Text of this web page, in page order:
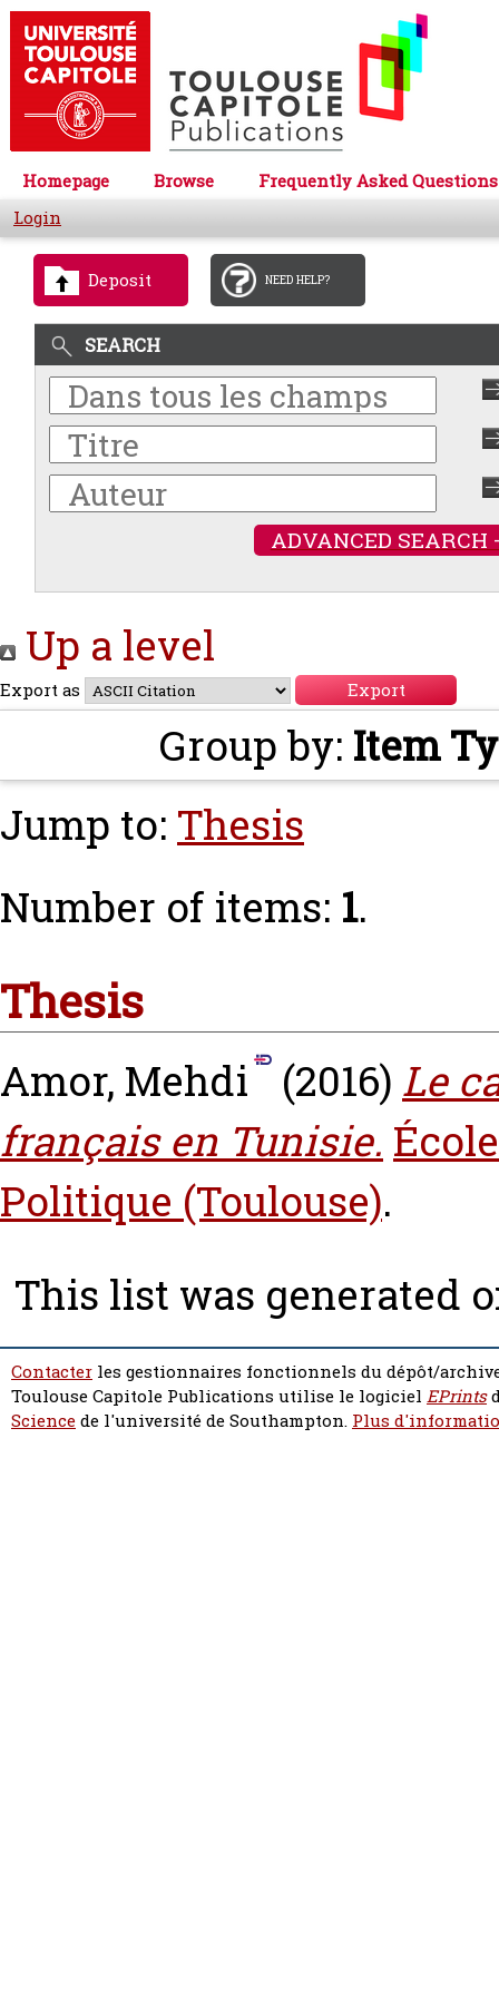
Homepage Browse
Frequently Asked Questions
Login
Deposit NEED HELP?
SEARCH
ADVANCED SEARCH
Up a level
Export as
Group by: Item
Jump to: Thesis
Number of items: 1.
Thesis
Amor, Mehdi (2016) Le
français en Tunisie.
Politique (Toulouse).
This list was generated
Contacter les gestionnaires fonctionnels du dépôt/
Toulouse Capitole Publications utilise le logiciel EPrints
Sciencede l'université de Southampton. Plus